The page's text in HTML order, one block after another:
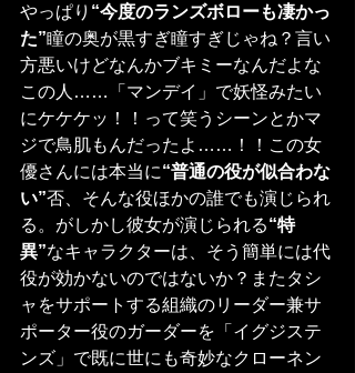
やっぱり “今度のランズボローも凄かっ
た”瞳の奥が黒すぎ瞳すぎじゃね？言い
方悪いけどなんかブキミーなんだよな
この人……「マンデイ」で妖怪みたい
にケケケッ！！って笑うシーンとかマ
ジで鳥肌もんだったよ……！！この女
優さんには本当に“普通の役が似合わな
い”否、そんな役ほかの誰でも演じられ
る。がしかし彼女が演じられる“特
異”なキャラクターは、そう簡単には代
役が効かないのではないか？またタシ
ャをサポートする組織のリーダー兼サ
ポーター役のガーダーを「イグジステ
ンズ」で既に世にも奇妙なクローネン